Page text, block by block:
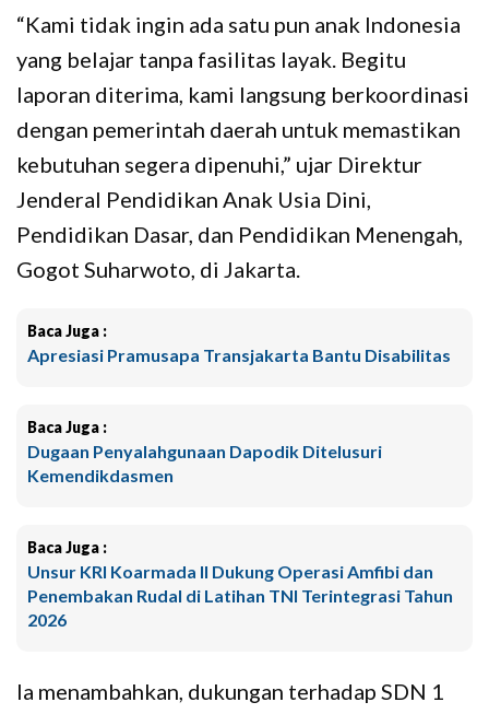
“Kami tidak ingin ada satu pun anak Indonesia
yang belajar tanpa fasilitas layak. Begitu
laporan diterima, kami langsung berkoordinasi
dengan pemerintah daerah untuk memastikan
kebutuhan segera dipenuhi,” ujar Direktur
Jenderal Pendidikan Anak Usia Dini,
Pendidikan Dasar, dan Pendidikan Menengah,
Gogot Suharwoto, di Jakarta.
Baca Juga :
Apresiasi Pramusapa Transjakarta Bantu Disabilitas
Baca Juga :
Dugaan Penyalahgunaan Dapodik Ditelusuri
Kemendikdasmen
Baca Juga :
Unsur KRI Koarmada II Dukung Operasi Amfibi dan
Penembakan Rudal di Latihan TNI Terintegrasi Tahun
2026
Ia menambahkan, dukungan terhadap SDN 1